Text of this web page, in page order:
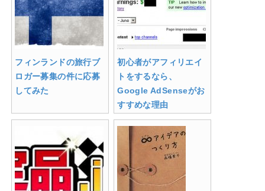
フィンランドの旅行ブ
ロガー募集の件に応募
してみた
初心者がアフィリエイ
トをするなら、
Google AdSenseがお
すすめな理由